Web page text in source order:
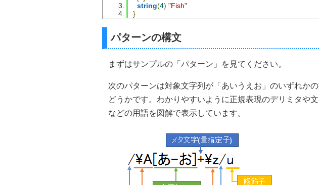
string(4) "Fish"
}
パターンの構文
まずはサンプルの「パターン」を見てください。
次のパターンは対象文字列が「あいうえお」のいずれか
どうかです。わかりやすいように正規表現のデリミタや
などの用語を図解で表示しています。